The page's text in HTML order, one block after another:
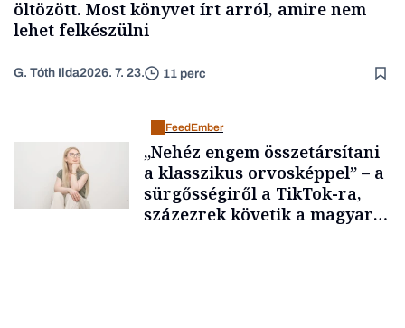
öltözött. Most könyvet írt arról, amire nem
lehet felkészülni
G. Tóth Ilda2026. 7. 23. 11 perc
FeedEmber
„Nehéz engem összetársítani
a klasszikus orvosképpel” – a
sürgősségiről a TikTok-ra,
százezrek követik a magyar